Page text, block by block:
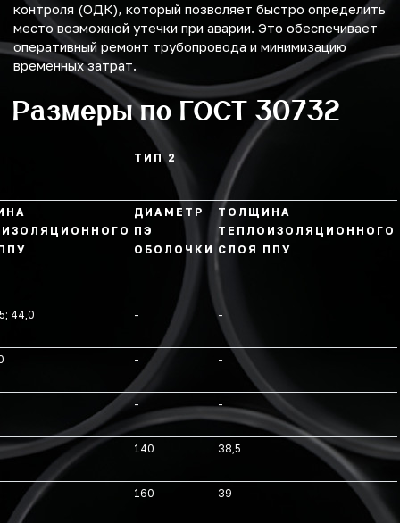
контроля (ОДК), который позволяет быстро определить
место возможной утечки при аварии. Это обеспечивает
оперативный ремонт трубопровода и минимизацию
временных затрат.
Размеры по ГОСТ 30732
ТИП 2
ДИАМЕТР
ПЭ
ОБОЛОЧКИ
ТОЛЩИНА
ТЕПЛОИЗОЛЯЦИОННОГО
СЛОЯ ППУ
44,0 - -
- -
- -
140 38,5
160 39